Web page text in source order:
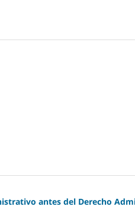
antes del Derecho